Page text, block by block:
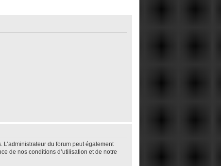
du forum peut également
de nos conditions d’utilisation et de notre